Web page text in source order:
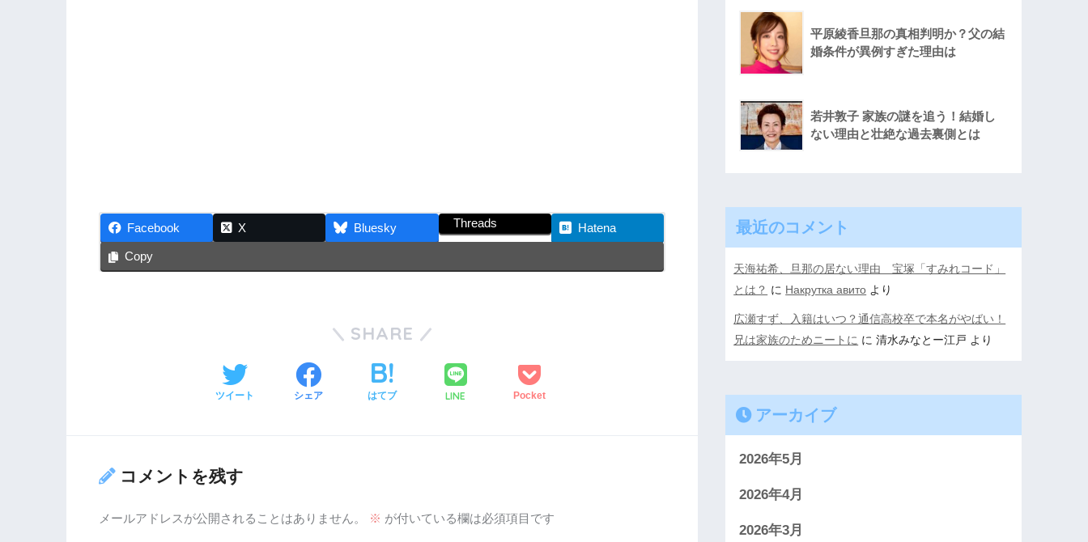
Facebook X Bluesky Threads Hatena
Copy
SHARE
ツイート シェア はてブ LINE Pocket
コメントを残す
メールアドレスが公開されることはありません。 ※ が付いている欄は必須項目です
平原綾香旦那の真相判明か？父の結
婚条件が異例すぎた理由は
若井敦子 家族の謎を追う！結婚し
ない理由と壮絶な過去裏側とは
最近のコメント
天海祐希、旦那の居ない理由 宝塚「すみれコード」
とは？ に Накрутка авито より
広瀬すず、入籍はいつ？通信高校卒で本名がやばい！
兄は家族のためニートに に清水みなとー江戸 より
アーカイブ
2026年5月
2026年4月
2026年3月